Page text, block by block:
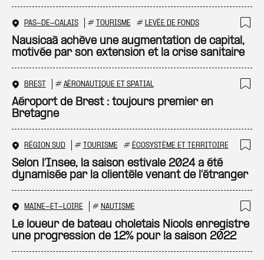
PAS-DE-CALAIS # TOURISME # LEVÉE DE FONDS
Nausicaà achève une augmentation de capital,
motivée par son extension et la crise sanitaire
BREST # AÉRONAUTIQUE ET SPATIAL
Aéroport de Brest : toujours premier en
Bretagne
RÉGION SUD # TOURISME # ÉCOSYSTÈME ET TERRITOIRE
Selon l’Insee, la saison estivale 2024 a été
dynamisée par la clientèle venant de l’étranger
MAINE-ET-LOIRE # NAUTISME
Le loueur de bateau choletais Nicols enregistre
une progression de 12% pour la saison 2022